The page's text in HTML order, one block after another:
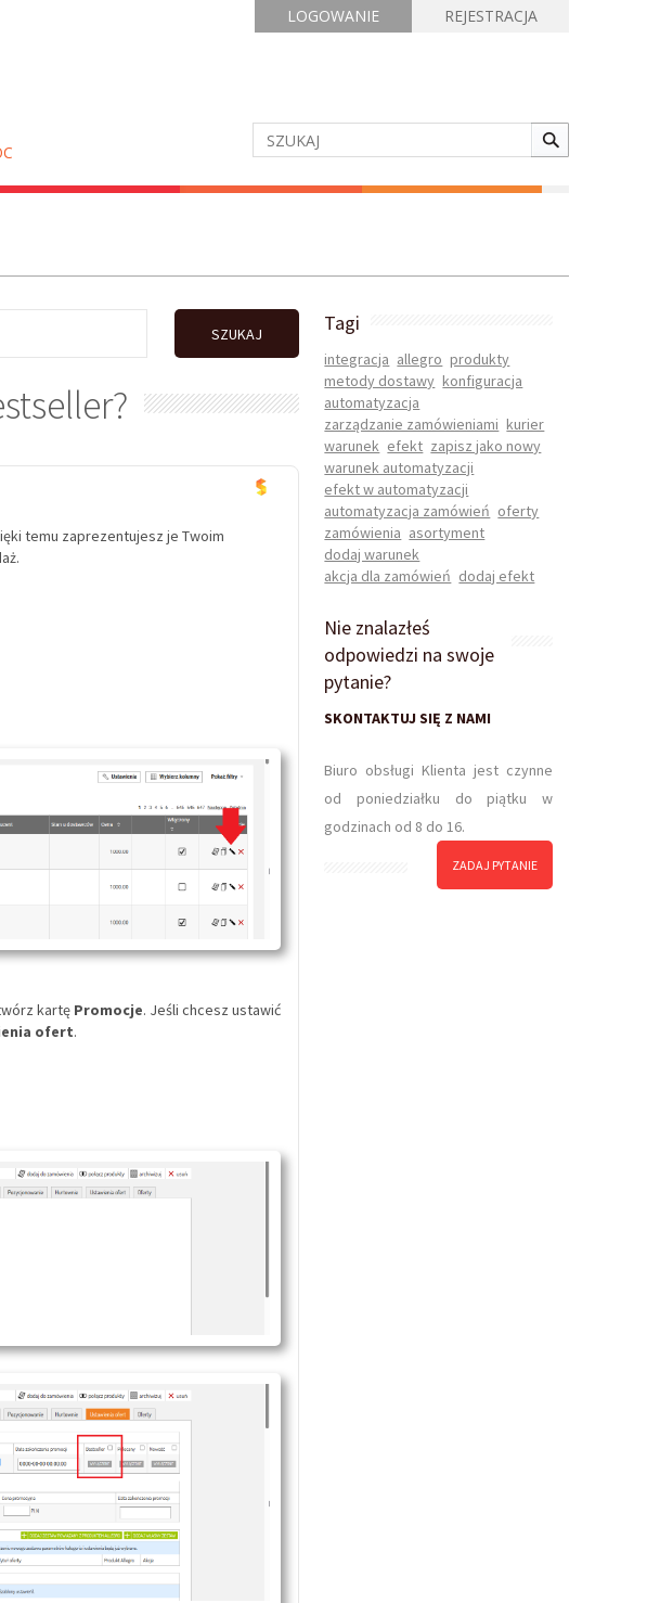
REJESTRACJA
LOGOWANIE
SZUKAJ
temu zaprezentujesz je Twoim
kartę Promocje. Jeśli chcesz ustawić
ofert.
Tagi
integracja allegro produkty
metody dostawy konfiguracja
automatyzacja
zarządzanie zamówieniami kurier
warunek efekt zapisz jako nowy
warunek automatyzacji
efekt w automatyzacji
automatyzacja zamówień oferty
zamówienia asortyment
dodaj warunek
akcja dla zamówień dodaj efekt
Nie znalazłeś
odpowiedzi na swoje
pytanie?
SKONTAKTUJ SIĘ Z NAMI
Biuro obsługi Klienta jest czynne
od poniedziałku do piątku w
godzinach od 8 do 16.
ZADAJ PYTANIE